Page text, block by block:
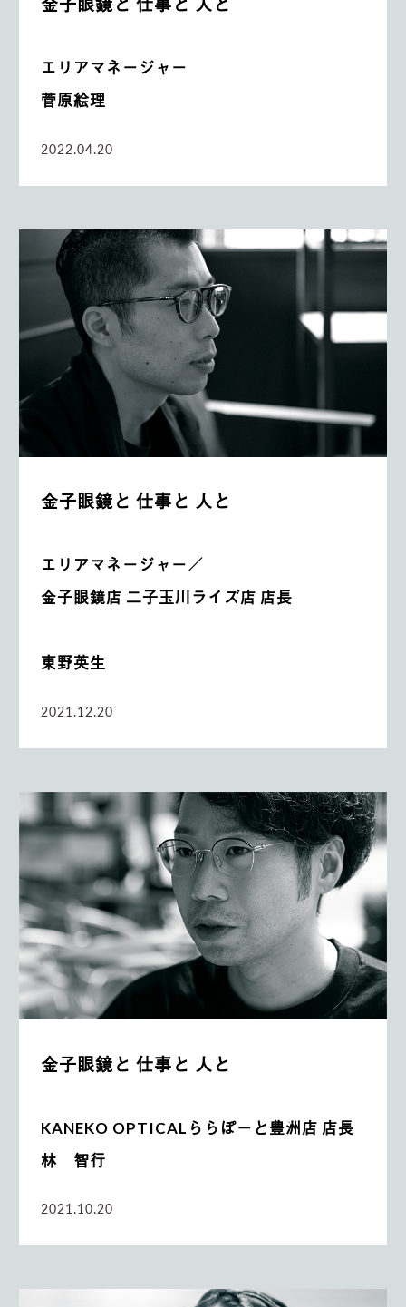
金子眼鏡と 仕事と 人と
エリアマネージャー
菅原絵理
2022.04.20
金子眼鏡と 仕事と 人と
エリアマネージャー／
金子眼鏡店 二子玉川ライズ店 店長
東野英生
2021.12.20
金子眼鏡と 仕事と 人と
KANEKO OPTICALららぽーと豊洲店 店長
林 智行
2021.10.20